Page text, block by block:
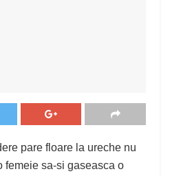
pare floare la ureche nu
femeie sa-si gaseasca o